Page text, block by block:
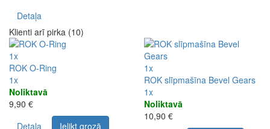
Detaļa
Klienti arī pirka (10)
1x
ROK O-Ring
1x
Noliktavā
9,90 €
Detaļa
Ielikt grozā
1x
ROK slīpmašīna Bevel Gears
1x
Noliktavā
10,90 €